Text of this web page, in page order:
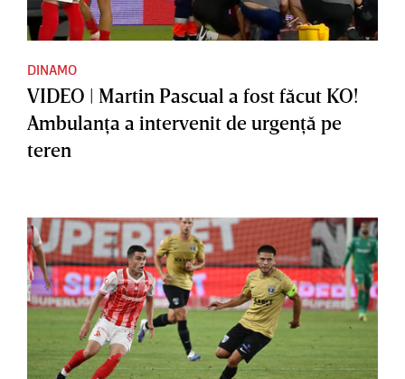
DINAMO
VIDEO | Martin Pascual a fost făcut KO!
Ambulanţa a intervenit de urgenţă pe
teren